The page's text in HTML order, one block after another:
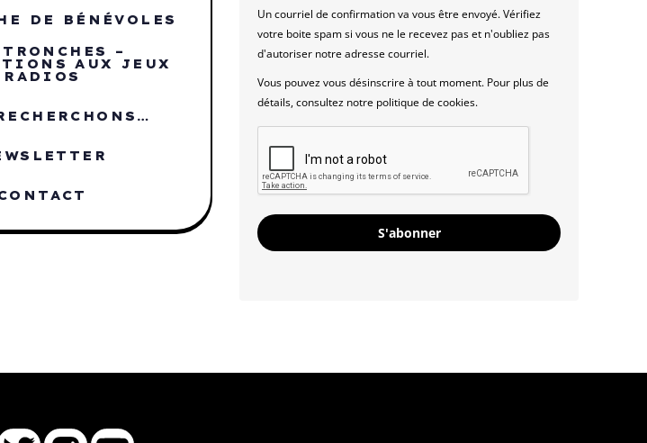
DE BÉNÉVOLES
–
AUX JEUX
RADIOS
Un courriel de confirmation va vous être envoyé. Vérifiez
votre boite spam si vous ne le recevez pas et n'oubliez pas
d'autoriser notre adresse courriel.
Vous pouvez vous désinscrire à tout moment. Pour plus de
détails, consultez notre politique de cookies.
S'abonner